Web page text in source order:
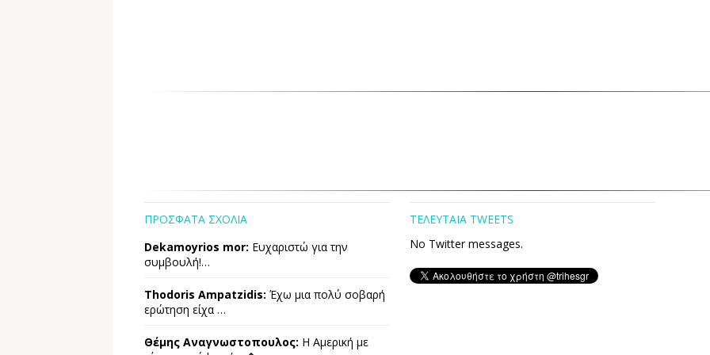
ΠΡΟΣΦΑΤΑ ΣΧΟΛΙΑ
Dekamoyrios mor: Ευχαριστώ για την
συμβουλή!…
Thodoris Ampatzidis: Έχω μια πολύ σοβαρή
ερώτηση είχα …
Θέμης Αναγνωστοπουλος: Η Αμερική με
ΤΕΛΕΥΤΑΙΑ TWEETS
No Twitter messages.